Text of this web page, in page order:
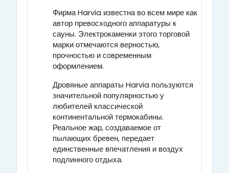
Фирма Harvia известна во всем мире как
автор превосходного аппаратуры к
сауны. Электрокаменки этого торговой
марки отмечаются верностью,
прочностью и современным
оформлением.
Дровяные аппараты Harvia пользуются
значительной популярностью у
любителей классической
континентальной термокабины.
Реальное жар, создаваемое от
пылающих бревен, передает
единственные впечатления и воздух
подлинного отдыха.